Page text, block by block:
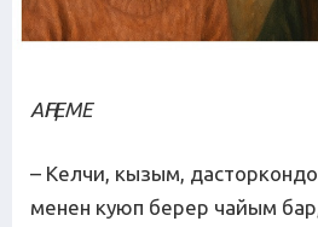
АҢГЕМЕ
– Келчи, кызым, дасторкондо
менен куюп берер чайым